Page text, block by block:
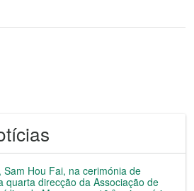
Sam Hou Fai, na cerimónia de
quarta direcção da Associação de